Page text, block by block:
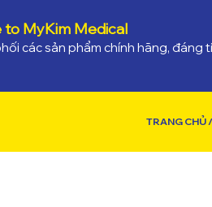
to MyKim Medical
các sản phẩm chính hãng,
TRANG CHỦ